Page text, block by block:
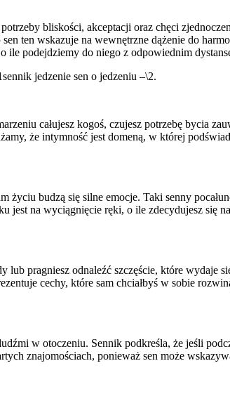
bliskości, akceptacji oraz chęci
ten wskazuje na wewnętrzne dążenie do
ile podejdziemy do niego z odpowiednim
jedzenie sen o jedzeniu –\2.
całujesz kogoś, czujesz potrzebę bycia
że intymność jest domeną, w której
życiu budzą się silne emocje. Taki senny
na wyciągnięcie ręki, o ile zdecydujesz się
lub pragniesz odnaleźć szczęście, które
cechy, które sam chciałbyś w sobie
w otoczeniu. Sennik podkreśla, że jeśli
znajomościach, ponieważ sen może